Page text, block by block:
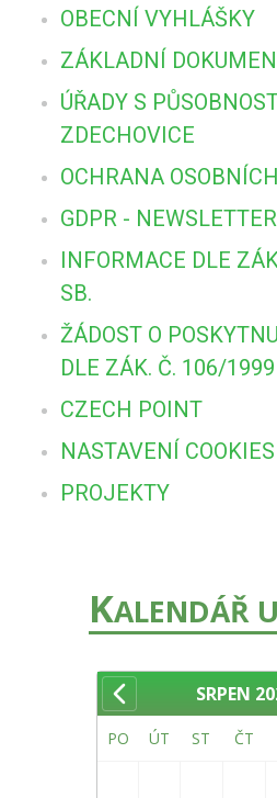
OBECNÍ VYHLÁŠKY
ZÁKLADNÍ
ÚŘADY S
ZDECHOVICE
OCHRANA
GDPR - NEWSLETTER
INFORMACE DLE
SB.
ŽÁDOST O
DLE ZÁK. Č. 106/
CZECH POINT
NASTAVENÍ COOKIES
PROJEKTY
KALENDÁŘ
SRPEN
PO ÚT ST ČT